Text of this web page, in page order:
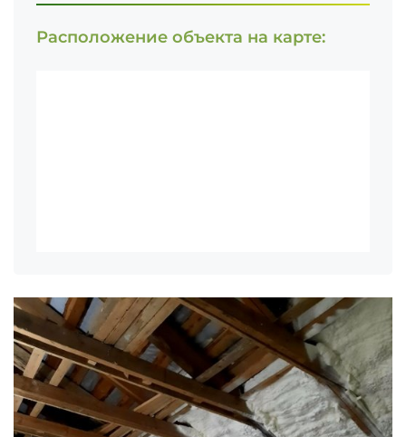
Расположение объекта на карте: